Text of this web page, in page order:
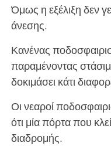
Όμως η εξέλιξη δεν
άνεσης.
Κανένας
παραμένοντας
δοκιμάσει κάτι
Οι νεαροί
ότι μία πόρτα που
διαδρομής.